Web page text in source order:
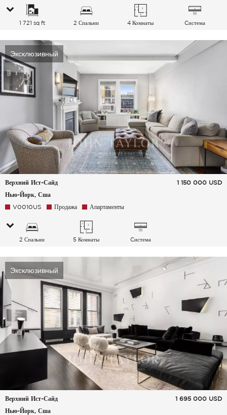
1 721 sq ft 2 Спальни 4 Комнаты
Cистема
воздуха
Эксклюзивный
Верхний Ист-Сайд
Нью-Йорк, Сша
1 150 000 USD
V0010US Продажа Апартаменты
2 Спальни 5 Комнаты
Cистема
Эксклюзивный
Верхний Ист-Сайд
Нью-Йорк, Сша
1 695 000 USD